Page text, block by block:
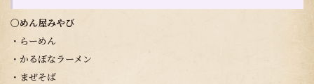
〇めん屋みやび
・らーめん
・かるぼなラーメン
・まぜそば